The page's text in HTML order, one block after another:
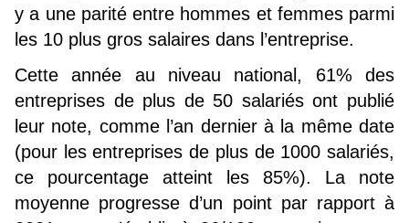
y a une parité entre hommes et femmes parmi
les 10 plus gros salaires dans l’entreprise.
Cette année au niveau national, 61% des
entreprises de plus de 50 salariés ont publié
leur note, comme l’an dernier à la même date
(pour les entreprises de plus de 1000 salariés,
ce pourcentage atteint les 85%). La note
moyenne progresse d’un point par rapport à